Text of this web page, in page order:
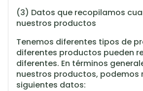
(3) Datos que recopilamos
nuestros productos
Tenemos diferentes tipos de
diferentes productos pueden
diferentes. En términos
nuestros productos, podemos
siguientes datos: